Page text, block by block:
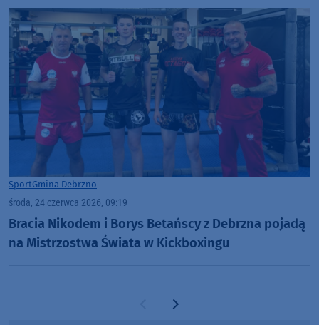
SportGmina Debrzno
środa, 24 czerwca 2026, 09:19
Bracia Nikodem i Borys Betańscy z Debrzna pojadą
na Mistrzostwa Świata w Kickboxingu
Poprzednia strona
Następna strona